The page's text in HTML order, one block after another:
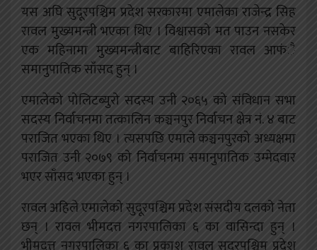
यस अघि सुदूरपश्चिम प्रदेश सरकारमा एमालेका राजेन्द्र सिह
रावल मुख्यमन्त्री भएका थिए । विश्वासको मत पाउन नसकेर
एक महिनामा मुख्यमन्त्रीबाट बाहिरिएका रावल आफंै
समानुपातिक साँसद हुन् ।
एमालेको पोलिटब्युरो सदस्य उनी २०६५ को संविधान सभा
सदस्य निर्वाचनमा तत्कालिन कञ्चनपुर निर्वाचन क्षेत्र नं. ४ बाट
पराजित भएका थिए । त्यसपछि एमाले कञ्चनपुरको अध्यक्षमा
पराजित उनी २०७९ को निर्वाचनमा समानुपातिक उम्मेदवार
भएर साँसद भएका हुन् ।
रावल अहिले एमालेको सुदूरपश्चिम प्रदेश संसदीय दलको नेता
छन् । रावल भीमदत्त नगरपालिका ६ का वासिन्दा हुन् ।